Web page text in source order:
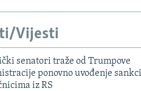
Vijesti
senatori traže od Trumpove
ponovno uvođenje
iz RS